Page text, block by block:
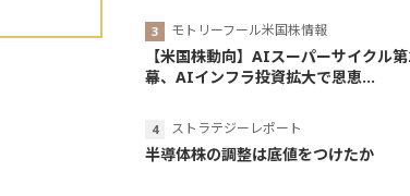
モトリーフール米国株情報
【米国株動向】AIスーパーサイクル
幕、AIインフラ投資拡大で恩恵...
ストラテジーレポート
半導体株の調整は底値をつけたか